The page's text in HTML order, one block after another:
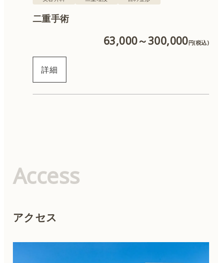
フェイスリフト
鼻の整形
顎の整形
二重手術
63,000～300,000 円(税込)
詳細
Access
アクセス